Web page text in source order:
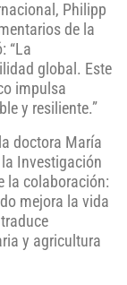
Philipp
de la
“La
global. Este
impulsa
y resiliente.”
doctora María
Investigación
la colaboración:
mejora la vida
y agricultura